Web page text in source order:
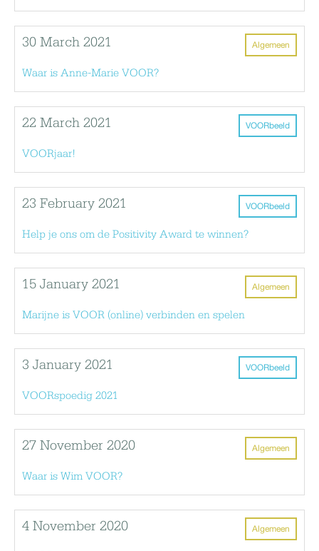
Algemeen
30 March 2021
Waar is Anne-Marie VOOR?
VOORbeeld
22 March 2021
VOORjaar!
VOORbeeld
23 February 2021
Help je ons om de Positivity Award te winnen?
Algemeen
15 January 2021
Marijne is VOOR (online) verbinden en spelen
VOORbeeld
3 January 2021
VOORspoedig 2021
Algemeen
27 November 2020
Waar is Wim VOOR?
Algemeen
4 November 2020